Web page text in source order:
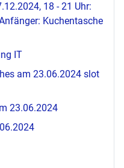
18 - 21 Uhr:
Kuchentasche
IT
am 23.06.2024 slot
23.06.2024